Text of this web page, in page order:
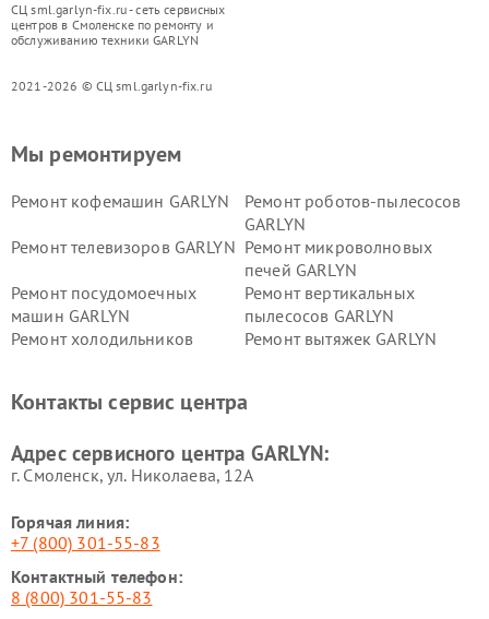
СЦ sml.garlyn-fix.ru - сеть сервисных
центров в Смоленске по ремонту и
обслуживанию техники GARLYN
2021-2026 © СЦ sml.garlyn-fix.ru
Мы ремонтируем
Ремонт кофемашин GARLYN
Ремонт роботов-пылесосов
GARLYN
Ремонт телевизоров GARLYN Ремонт микроволновых
печей GARLYN
Ремонт посудомоечных
машин GARLYN
Ремонт вертикальных
пылесосов GARLYN
Ремонт холодильников
Ремонт вытяжек GARLYN
стеклоочистителей GARLYN
GARLYN
GARLYN
Контакты сервис центра
Адрес сервисного центра GARLYN:
г. Смоленск, ул. Николаева, 12А
Горячая линия:
+7 (800) 301-55-83
Контактный телефон:
8 (800) 301-55-83